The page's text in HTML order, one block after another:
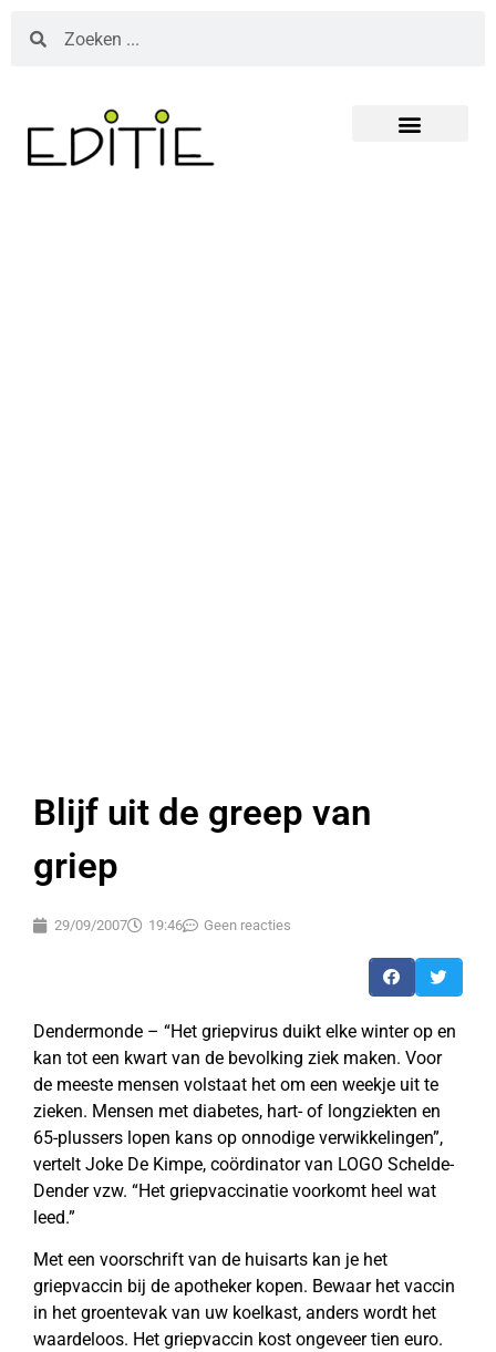
Blijf uit de greep van
griep
29/09/2007 19:46 Geen reacties
Dendermonde – “Het griepvirus duikt elke winter op en
kan tot een kwart van de bevolking ziek maken. Voor
de meeste mensen volstaat het om een weekje uit te
zieken. Mensen met diabetes, hart- of longziekten en
65-plussers lopen kans op onnodige verwikkelingen”,
vertelt Joke De Kimpe, coördinator van LOGO Schelde-
Dender vzw. “Het griepvaccinatie voorkomt heel wat
leed.”
Met een voorschrift van de huisarts kan je het
griepvaccin bij de apotheker kopen. Bewaar het vaccin
in het groentevak van uw koelkast, anders wordt het
waardeloos. Het griepvaccin kost ongeveer tien euro.